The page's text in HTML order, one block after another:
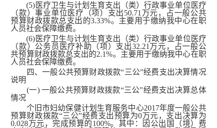
(5)医疗卫生与计划生育支出（类）行政事业单位医疗
（款）事业单位医疗（项）支出50.71万元，占一般公共
预算财政拨款总支出的3.33%。主要用于缴纳我中心在职
人员社会保障缴费。
(6)医疗卫生与计划生育支出（类）行政事业单位医疗
（款）公务员医疗补助（项）支出32.21万元，占一般公
共预算财政拨款总支出的2.1%。主要用于缴纳我中心在职
人员社会保障缴费。
四、一般公共预算财政拨款“三公”经费支出决算情况
说明
(一) 一般公共预算财政拨款“三公”经费支出决算总体
情况
个旧市妇幼保健计划生育服务中心2017年度一般公共
预算财政拨款“三公”经费支出预算为0万元，支出决算为
0.028万元，完成预算的100%。其中：因公出国（境）费